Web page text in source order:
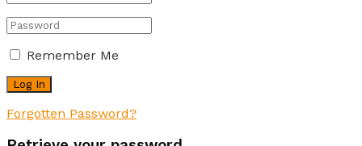
Remember Me
Forgotten Password?